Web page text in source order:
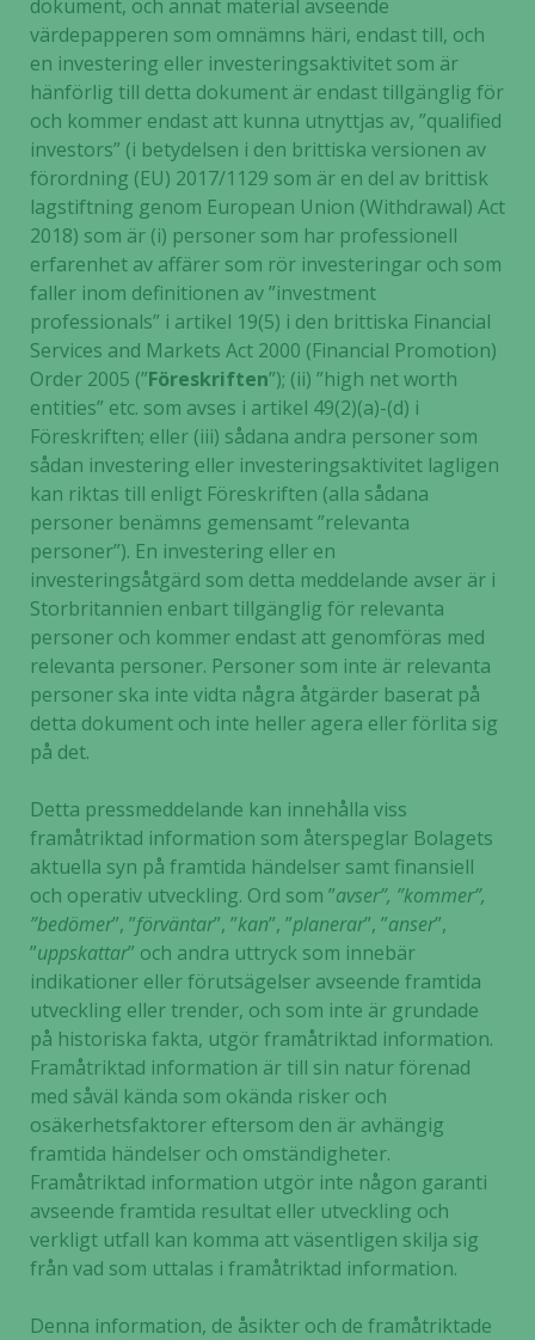
dokument, och annat material avseende
värdepapperen som omnämns häri, endast till, och
en investering eller investeringsaktivitet som är
hänförlig till detta dokument är endast tillgänglig för
och kommer endast att kunna utnyttjas av, ”qualified
investors” (i betydelsen i den brittiska versionen av
förordning (EU) 2017/1129 som är en del av brittisk
lagstiftning genom European Union (Withdrawal) Act
2018) som är (i) personer som har professionell
erfarenhet av affärer som rör investeringar och som
faller inom definitionen av ”investment
professionals” i artikel 19(5) i den brittiska Financial
Services and Markets Act 2000 (Financial Promotion)
Order 2005 (”Föreskriften”); (ii) ”high net worth
entities” etc. som avses i artikel 49(2)(a)-(d) i
Föreskriften; eller (iii) sådana andra personer som
sådan investering eller investeringsaktivitet lagligen
kan riktas till enligt Föreskriften (alla sådana
personer benämns gemensamt ”relevanta
personer”). En investering eller en
investeringsåtgärd som detta meddelande avser är i
Storbritannien enbart tillgänglig för relevanta
personer och kommer endast att genomföras med
relevanta personer. Personer som inte är relevanta
personer ska inte vidta några åtgärder baserat på
detta dokument och inte heller agera eller förlita sig
på det.
Detta pressmeddelande kan innehålla viss
framåtriktad information som återspeglar Bolagets
aktuella syn på framtida händelser samt finansiell
och operativ utveckling. Ord som ”avser”, ”kommer”,
”bedömer”, ”förväntar”, ”kan”, ”planerar”, ”anser”,
”uppskattar” och andra uttryck som innebär
indikationer eller förutsägelser avseende framtida
utveckling eller trender, och som inte är grundade
på historiska fakta, utgör framåtriktad information.
Framåtriktad information är till sin natur förenad
med såväl kända som okända risker och
osäkerhetsfaktorer eftersom den är avhängig
framtida händelser och omständigheter.
Framåtriktad information utgör inte någon garanti
avseende framtida resultat eller utveckling och
verkligt utfall kan komma att väsentligen skilja sig
från vad som uttalas i framåtriktad information.
Denna information, de åsikter och de framåtriktade